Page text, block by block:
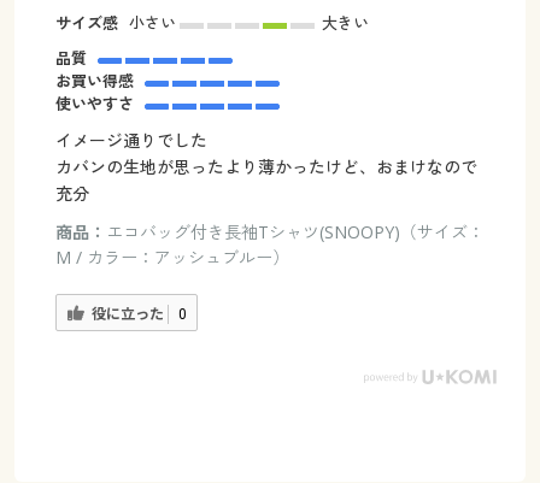
サイズ感 小さい
大きい
品質
お買い得感
使いやすさ
イメージ通りでした
カバンの生地が思ったより薄かったけど、おまけなので
充分
商品： エコバッグ付き長袖Tシャツ(SNOOPY)（サイズ：
M / カラー：アッシュブルー）
役に立った 0